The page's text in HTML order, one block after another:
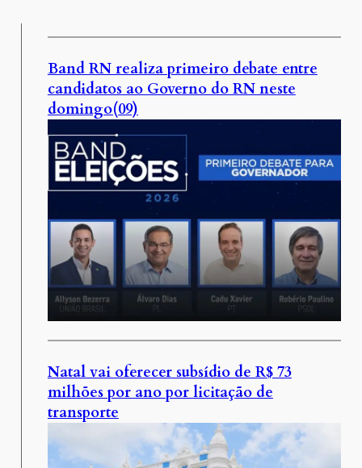
Band RN realiza primeiro debate entre
candidatos ao Governo do RN neste
domingo(09)
Natal vai oferecer subsídio de R$ 73
milhões por ano por licitação de
transporte